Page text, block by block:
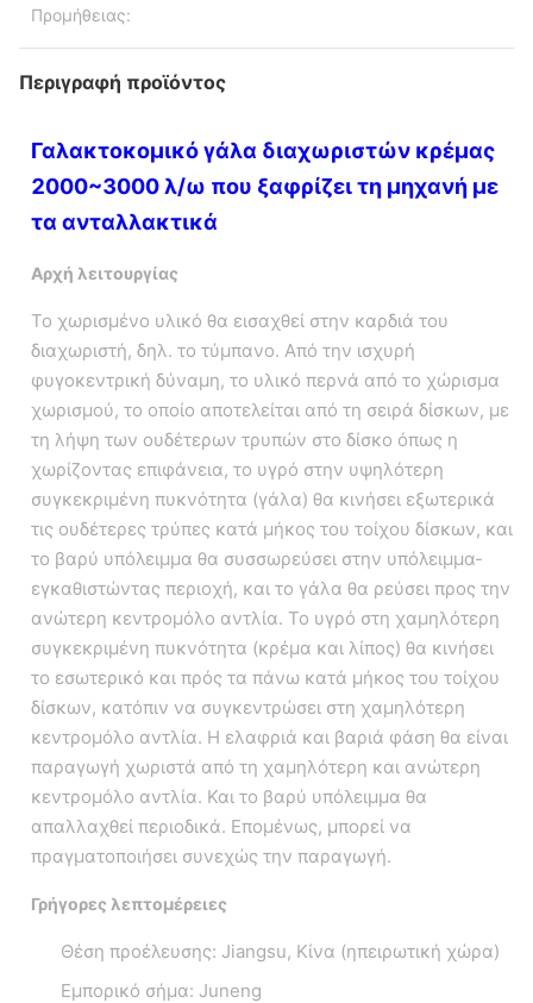
Προμήθειας:
Περιγραφή προϊόντος
Γαλακτοκομικό γάλα διαχωριστών κρέμας
2000~3000 λ/ω που ξαφρίζει τη μηχανή με
τα ανταλλακτικά
Αρχή λειτουργίας
Το χωρισμένο υλικό θα εισαχθεί στην καρδιά του
διαχωριστή, δηλ. το τύμπανο. Από την ισχυρή
φυγοκεντρική δύναμη, το υλικό περνά από το χώρισμα
χωρισμού, το οποίο αποτελείται από τη σειρά δίσκων, με
τη λήψη των ουδέτερων τρυπών στο δίσκο όπως η
χωρίζοντας επιφάνεια, το υγρό στην υψηλότερη
συγκεκριμένη πυκνότητα (γάλα) θα κινήσει εξωτερικά
τις ουδέτερες τρύπες κατά μήκος του τοίχου δίσκων, και
το βαρύ υπόλειμμα θα συσσωρεύσει στην υπόλειμμα-
εγκαθιστώντας περιοχή, και το γάλα θα ρεύσει προς την
ανώτερη κεντρομόλο αντλία. Το υγρό στη χαμηλότερη
συγκεκριμένη πυκνότητα (κρέμα και λίπος) θα κινήσει
το εσωτερικό και πρός τα πάνω κατά μήκος του τοίχου
δίσκων, κατόπιν να συγκεντρώσει στη χαμηλότερη
κεντρομόλο αντλία. Η ελαφριά και βαριά φάση θα είναι
παραγωγή χωριστά από τη χαμηλότερη και ανώτερη
κεντρομόλο αντλία. Και το βαρύ υπόλειμμα θα
απαλλαχθεί περιοδικά. Επομένως, μπορεί να
πραγματοποιήσει συνεχώς την παραγωγή.
Γρήγορες λεπτομέρειες
Θέση προέλευσης: Jiangsu, Κίνα (ηπειρωτική χώρα)
Εμπορικό σήμα: Juneng